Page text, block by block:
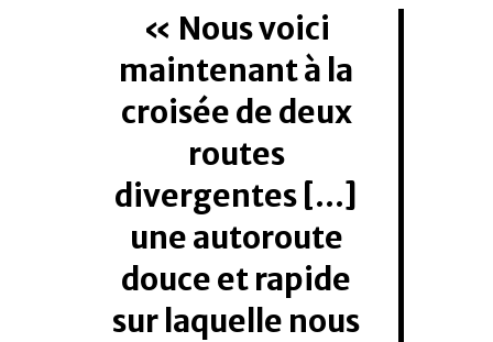
Nous voici
maintenant à la
croisée de deux
routes
divergentes […]
une autoroute
douce et rapide
sur laquelle nous